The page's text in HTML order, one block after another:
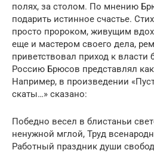
полях, за столом. По мнению
подарить истинное счастье.
просто пророком, живущим
еще и мастером своего дела,
приветствовал приход к
Россию Брюсов представлял как
Например, в произведении
скаты…» сказано:
Победно весел в блистаньи
ненужной мглой, Труд
Работный праздник души